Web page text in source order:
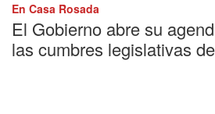
En Casa Rosada
El Gobierno abre su
las cumbres legislativas